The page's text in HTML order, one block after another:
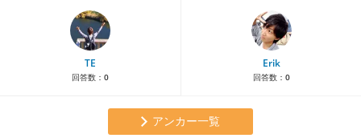
TE
回答数： 0
Erik
回答数： 0
アンカー一覧